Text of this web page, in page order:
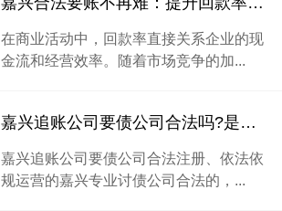
在商业活动中，回款率直接关系企业的现
金流和经营效率。随着市场竞争的加...
嘉兴追账公司要债公司合法吗?是否可以信任
嘉兴追账公司要债公司合法注册、依法依
规运营的嘉兴专业讨债公司合法的，...